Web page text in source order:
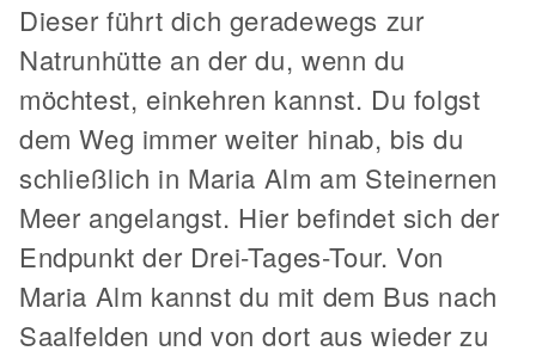
Dieser führt dich geradewegs zur
Natrunhütte an der du, wenn du
möchtest, einkehren kannst. Du folgst
dem Weg immer weiter hinab, bis du
schließlich in Maria Alm am Steinernen
Meer angelangst. Hier befindet sich der
Endpunkt der Drei-Tages-Tour. Von
Maria Alm kannst du mit dem Bus nach
Saalfelden und von dort aus wieder zu